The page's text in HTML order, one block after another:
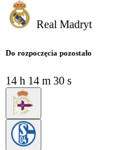
Real Madryt
Do rozpoczęcia pozostało
14 h 14 m 29 s